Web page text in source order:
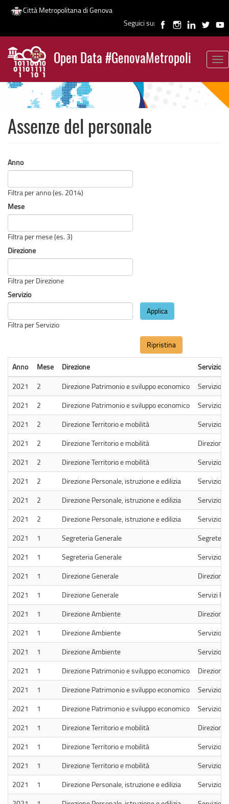
Salta
contenuto
principale
Città Metropolitana di Genova
Seguici su:
Open Data #GenovaMetropoli
News
Assenze del personale
Anno
Filtra per anno (es. 2014)
Mese
Filtra per mese (es. 3)
Direzione
Filtra per Direzione
Servizio
Filtra per Servizio
Applica
Ripristina
Anno Mese Direzione
Servizio
2021
2 Direzione Patrimonio e sviluppo economico
Servizio
2021
2 Direzione Patrimonio e sviluppo economico
Servizio
2021
2 Direzione Territorio e mobilità
Servizio
2021
2 Direzione Territorio e mobilità
Direzione
2021
2 Direzione Territorio e mobilità
Servizio
2021
2 Direzione Personale, istruzione e edilizia
Servizio
2021
2 Direzione Personale, istruzione e edilizia
Servizio
2021
2 Direzione Personale, istruzione e edilizia
Servizio
2021
1 Segreteria Generale
2021
1 Segreteria Generale
Servizio
2021
1 Direzione Generale
Direzione
2021
1 Direzione Generale
Servizi
2021
1 Direzione Ambiente
Direzione
2021
1 Direzione Ambiente
Servizio
2021
1 Direzione Ambiente
Servizio
2021
1 Direzione Patrimonio e sviluppo economico
Direzione
2021
1 Direzione Patrimonio e sviluppo economico
Servizio
2021
1 Direzione Patrimonio e sviluppo economico
Servizio
2021
1 Direzione Territorio e mobilità
Direzione
2021
1 Direzione Territorio e mobilità
Servizio
2021
1 Direzione Territorio e mobilità
Servizio
2021
1 Direzione Personale, istruzione e edilizia
Servizio